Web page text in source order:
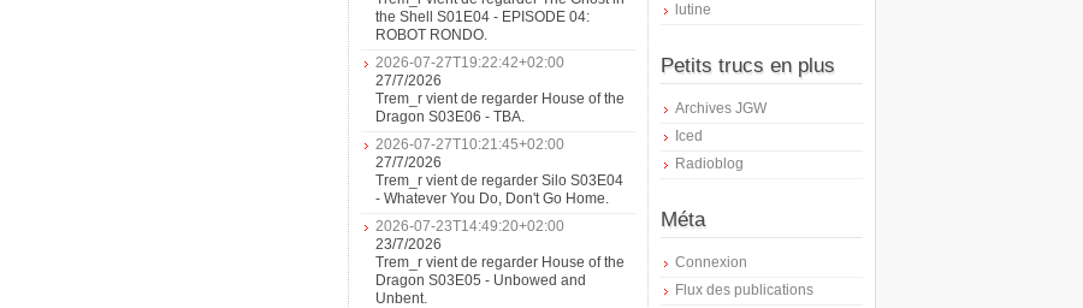
the Shell S01E04 - EPISODE 04:
ROBOT RONDO.
2026-07-27T19:22:42+02:00
27/7/2026
Trem_r vient de regarder House of the
Dragon S03E06 - TBA.
2026-07-27T10:21:45+02:00
27/7/2026
Trem_r vient de regarder Silo S03E04
- Whatever You Do, Don't Go Home.
2026-07-23T14:49:20+02:00
23/7/2026
Trem_r vient de regarder House of the
Dragon S03E05 - Unbowed and
Unbent.
lutine
Petits trucs en plus
Archives JGW
Iced
Radioblog
Méta
Connexion
Flux des publications